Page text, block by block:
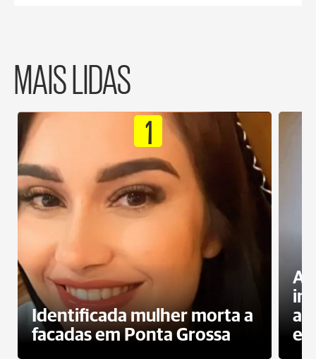
MAIS LIDAS
1
Identificada mulher morta a
facadas em Ponta Grossa